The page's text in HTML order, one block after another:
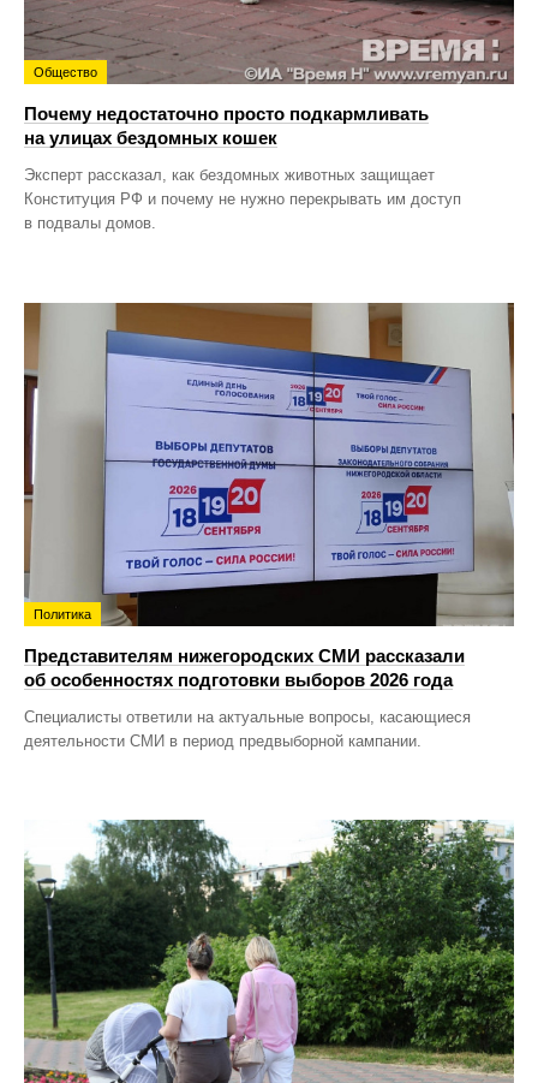
Общество
Почему недостаточно просто подкармливать
на улицах бездомных кошек
Эксперт рассказал, как бездомных животных защищает
Конституция РФ и почему не нужно перекрывать им доступ
в подвалы домов.
Политика
Представителям нижегородских СМИ рассказали
об особенностях подготовки выборов 2026 года
Специалисты ответили на актуальные вопросы, касающиеся
деятельности СМИ в период предвыборной кампании.